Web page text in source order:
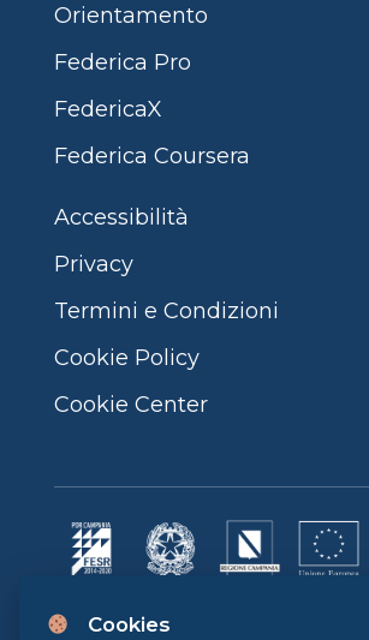
Orientamento
Federica Pro
FedericaX
Federica Coursera
Accessibilità
Privacy
Termini e Condizioni
Cookie Policy
Cookie Center
Progetto cofinanziato dall’Unione Europea, dallo
Regione Campania POR CAMPANIA FESR 2014-2020 |
Cookies